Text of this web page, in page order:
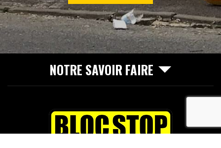
NOTRE SAVOIR FAIRE